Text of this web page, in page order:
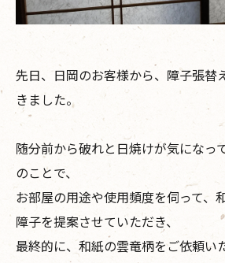
先日、日岡のお客様から、障子張替
きました。
随分前から破れと日焼けが気になっ
のことで、
お部屋の用途や使用頻度を伺って、
障子を提案させていただき、
最終的に、和紙の雲竜柄をご依頼い